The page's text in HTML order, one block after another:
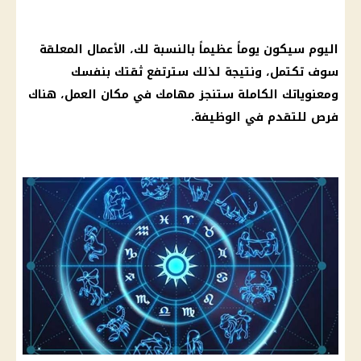
اليوم سيكون يوماً عظيماً بالنسبة لك، الأعمال المعلقة
سوف تكتمل، ونتيجة لذلك سترتفع ثقتك بنفسك
ومعنوياتك الكاملة ستنجز مهامك في مكان العمل، هناك
فرص للتقدم في الوظيفة.